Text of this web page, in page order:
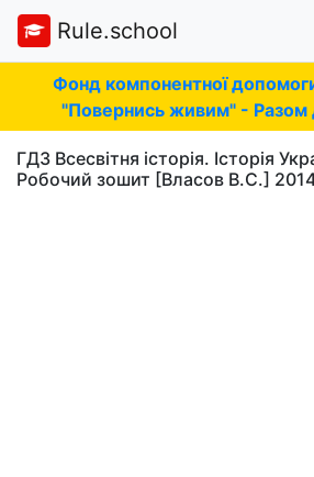
Rule.school
Фонд компонентної допомоги
"Повернись живим" - Разом
ГДЗ Всесвітня історія. Історія
Робочий зошит [Власов В.С.]